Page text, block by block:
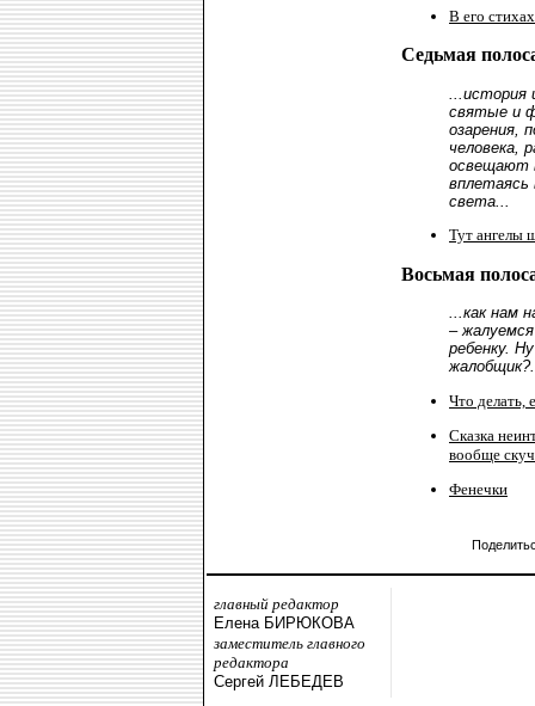
В его
Седьмая
...история
святые и
озарения,
человека,
освещают
вплетаясь
света...
Тут ангелы
Восьмая
...как нам
–
ребенку.
Что делать,
Сказка
вообще
Фенечки
главный редактор
Елена БИРЮКОВА
заместитель главного
редактора
Сергей ЛЕБЕДЕВ